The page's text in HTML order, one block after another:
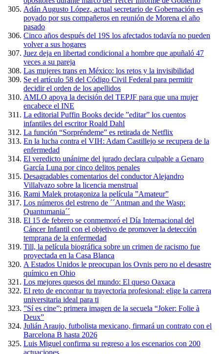
Adán Augusto López, actual secretario de Gobernación es
poyado por sus compañeros en reunión de Morena el año
pasado
Cinco años después del 19S los afectados todavía no pueden
volver a sus hogares
Juez deja en libertad condicional a hombre que apuñaló 47
veces a su pareja
Las mujeres trans en México: los retos y la invisibilidad
Se el artículo 58 del Código Civil Federal para permitir
decidir el orden de los apellidos
AMLO apoya la decisión del TEPJF para que una mujer
encabece el INE
La editorial Puffin Books decide ”editar” los cuentos
infantiles del escritor Roald Dahl
La función “Sorpréndeme” es retirada de Netflix
En la lucha contra el VIH: Adam Castillejo se recupera de la
enfermedad
El veredicto unánime del jurado declara culpable a Genaro
García Luna por cinco delitos penales
Desagradables comentarios del conductor Alejandro
Villalvazo sobre la licencia menstrual
Rami Malek protagoniza la película ”Amateur”
Los números del estreno de ´´Antman and the Wasp:
Quantumania´´
El 15 de febrero se conmemoró el Día Internacional del
Cáncer Infantil con el objetivo de promover la detección
temprana de la enfermedad
Till, la película biográfica sobre un crimen de racismo fue
proyectada en la Casa Blanca
A Estados Unidos le preocupan los Ovnis pero no el desastre
químico en Ohio
Los mejores quesos del mundo: El queso Oaxaca
El reto de encontrar tu trayectoria profesional: elige la carrera
universitaria ideal para ti
”Sí es cine”: primera imagen de la secuela “Joker: Folie à
Deux”
Julián Araujo, futbolista mexicano, firmará un contrato con el
Barcelona B hasta 2026
Luis Miguel confirma su regreso a los escenarios con 200
actuaciones